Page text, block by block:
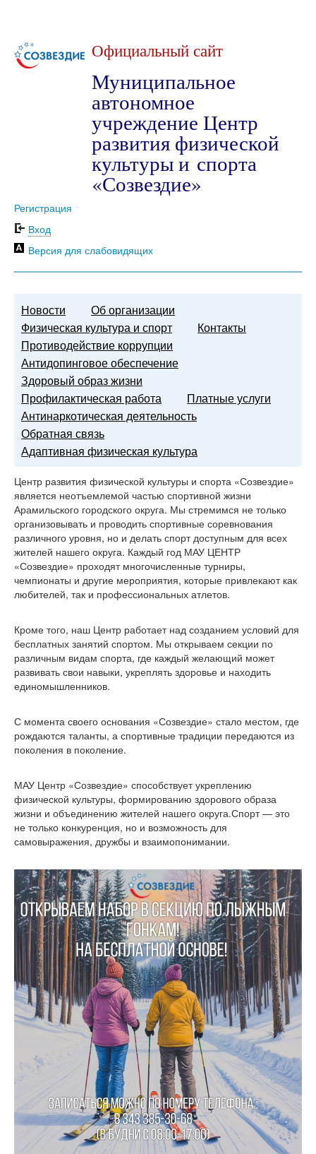
Официальный сайт
Муниципальное
автономное
учреждение Центр
развития физической
культуры и спорта
«Созвездие»
Регистрация
Вход
Версия для слабовидящих
Новости
Об организации
Физическая культура и спорт
Контакты
Противодействие коррупции
Антидопинговое обеспечение
Здоровый образ жизни
Профилактическая работа
Платные услуги
Антинаркотическая деятельность
Обратная связь
Адаптивная физическая культура
Центр развития физической культуры и спорта «Созвездие»
является неотъемлемой частью спортивной жизни
Арамильского городского округа. Мы стремимся не только
организовывать и проводить спортивные соревнования
различного уровня, но и делать спорт доступным для всех
жителей нашего округа. Каждый год МАУ ЦЕНТР
«Созвездие» проходят многочисленные турниры,
чемпионаты и другие мероприятия, которые привлекают как
любителей, так и профессиональных атлетов.
Кроме того, наш Центр работает над созданием условий для
бесплатных занятий спортом. Мы открываем секции по
различным видам спорта, где каждый желающий может
развивать свои навыки, укреплять здоровье и находить
единомышленников.
С момента своего основания «Созвездие» стало местом, где
рождаются таланты, а спортивные традиции передаются из
поколения в поколение.
МАУ Центр «Созвездие» способствует укреплению
физической культуры, формированию здорового образа
жизни и объединению жителей нашего округа.Спорт — это
не только конкуренция, но и возможность для
самовыражения, дружбы и взаимопонимании.